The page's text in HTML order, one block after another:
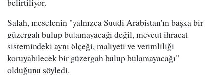
belirtiliyor.
Salah, meselenin "yalnızca Suudi Arabistan'ın başka bir
güzergah bulup bulamayacağı değil, mevcut ihracat
sistemindeki aynı ölçeği, maliyeti ve verimliliği
koruyabilecek bir güzergah bulup bulamayacağı"
olduğunu söyledi.